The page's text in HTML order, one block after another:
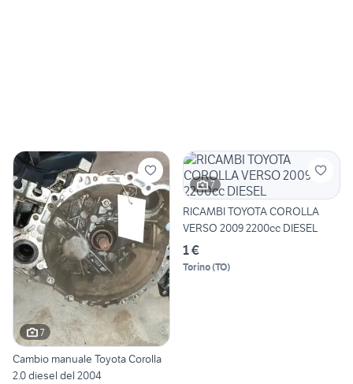
7
Cambio manuale Toyota Corolla
2.0 diesel del 2004
7
RICAMBI TOYOTA COROLLA
VERSO 2009 2200cc DIESEL
1 €
Torino(TO)